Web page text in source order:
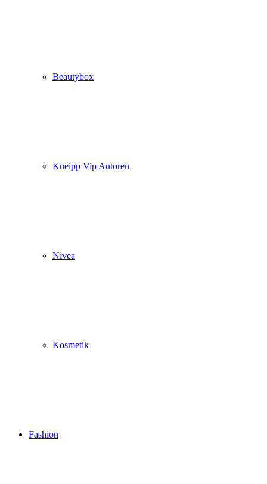
Beautybox
Kneipp Vip Autoren
Nivea
Kosmetik
Fashion